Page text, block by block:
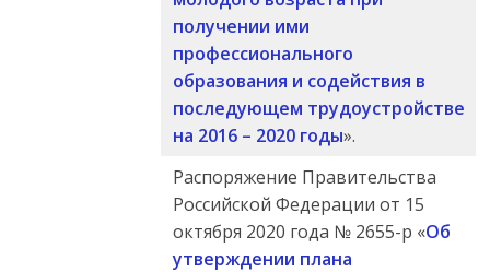
получении ими
профессионального
образования и содействия в
последующем трудоустройстве
на 2016 – 2020 годы».
Распоряжение Правительства
Российской Федерации от 15
октября 2020 года № 2655-р «Об
утверждении плана